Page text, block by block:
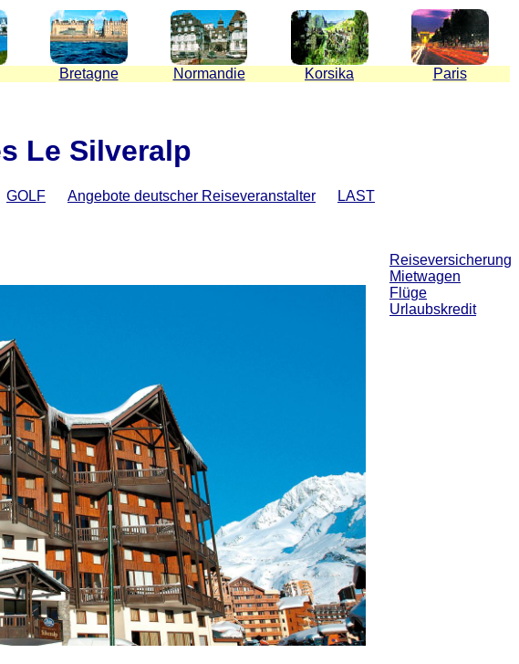
Bretagne Normandie Korsika Paris
Le Silveralp
GOLF Angebote deutscher Reiseveranstalter
LAST
Reiseversicherung
Mietwagen
Flüge
Urlaubskredit